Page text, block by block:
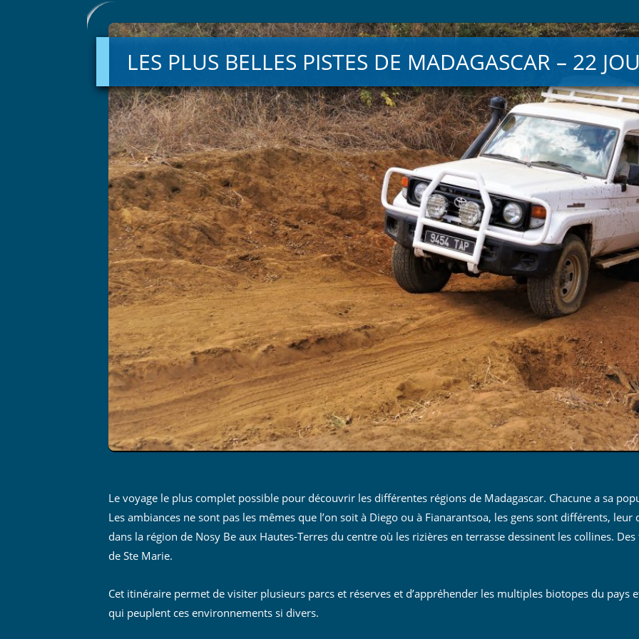
LES PLUS BELLES PISTES DE MADAGASCAR – 22
Le voyage le plus complet possible pour découvrir les différentes régions de Madagascar. Chacune a sa
Les ambiances ne sont pas les mêmes que l’on soit à Diego ou à Fianarantsoa, les gens sont différents,
dans la région de Nosy Be aux Hautes-Terres du centre où les rizières en terrasse dessinent les collines.
de Ste Marie.
Cet itinéraire permet de visiter plusieurs parcs et réserves et d’appréhender les multiples biotopes du pays
qui peuplent ces environnements si divers.
PLUS
PISTES
DE
MADAGASCAR
–
22
JOURS